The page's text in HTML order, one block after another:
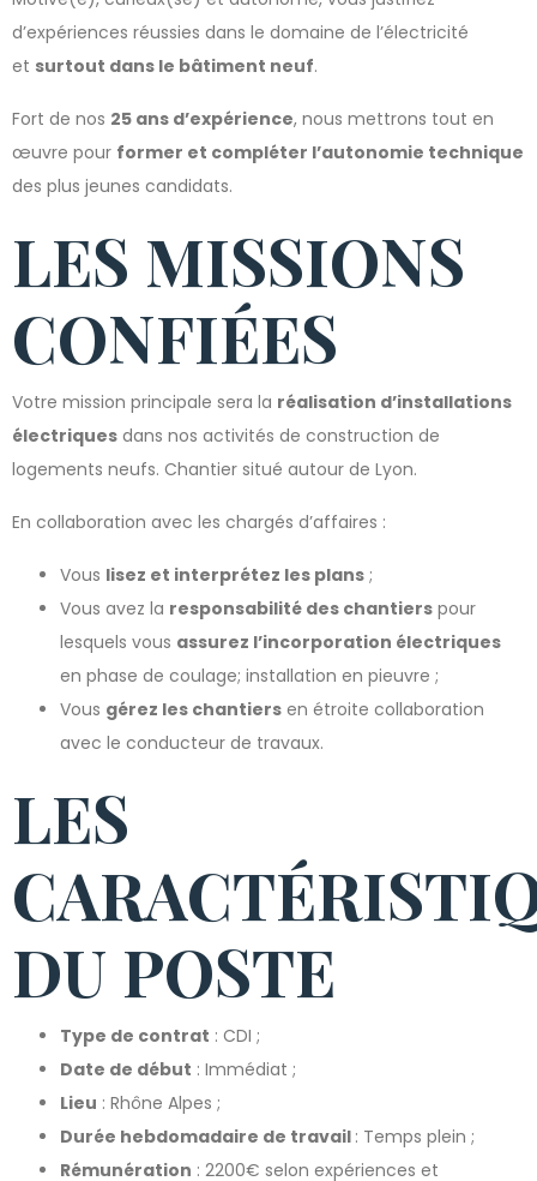
d’expériences réussies dans le domaine de l’électricité
et surtout dans le bâtiment neuf.
Fort de nos 25 ans d’expérience, nous mettrons tout en
œuvre pour former et compléter l’autonomie technique
des plus jeunes candidats.
LES MISSIONS
CONFIÉES
Votre mission principale sera la réalisation d’installations
électriques dans nos activités de construction de
logements neufs. Chantier situé autour de Lyon.
En collaboration avec les chargés d’affaires :
Vous lisez et interprétez les plans ;
Vous avez la responsabilité des chantiers pour
lesquels vous assurez l’incorporation électriques
en phase de coulage; installation en pieuvre ;
Vous gérez les chantiers en étroite collaboration
avec le conducteur de travaux.
LES
DU POSTE
Type de contrat : CDI ;
Date de début : Immédiat ;
Lieu : Rhône Alpes ;
Durée hebdomadaire de travail : Temps plein ;
Rémunération : 2200€ selon expériences et